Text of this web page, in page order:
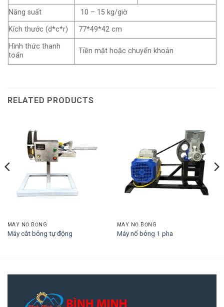
Năng suất
10 – 15 kg/giờ
Kích thước (d*c*r)
77*49*42 cm
Hình thức thanh
toán
Tiền mặt hoặc chuyển khoản
RELATED PRODUCTS
MÁY NỔ BỎNG
Máy cắt bỏng tự động
MÁY NỔ BỎNG
Máy nổ bỏng 1 pha